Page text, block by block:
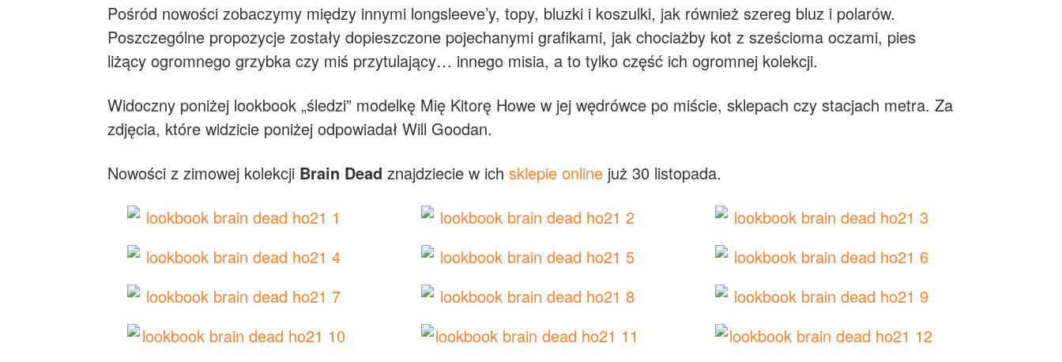
Pośród nowości zobaczymy między innymi longsleeve’y, topy, bluzki i koszulki, jak również szereg bluz i polarów.
Poszczególne propozycje zostały dopieszczone pojechanymi grafikami, jak chociażby kot z sześcioma oczami, pies
liżący ogromnego grzybka czy miś przytulający… innego misia, a to tylko część ich ogromnej kolekcji.
Widoczny poniżej lookbook „śledzi” modelkę Mię Kitorę Howe w jej wędrówce po miście, sklepach czy stacjach metra. Za
zdjęcia, które widzicie poniżej odpowiadał Will Goodan.
Nowości z zimowej kolekcji Brain Dead znajdziecie w ich sklepie online już 30 listopada.